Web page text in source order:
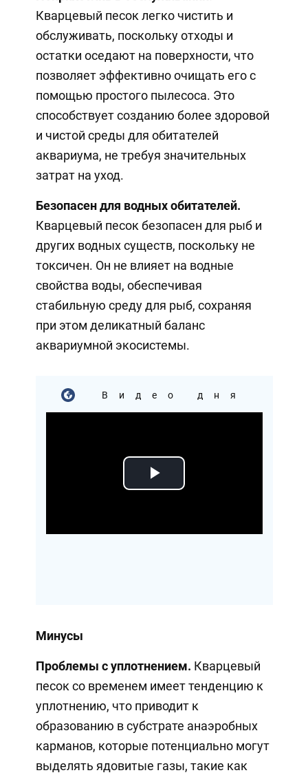
Кварцевый песок легко чистить и
обслуживать, поскольку отходы и
остатки оседают на поверхности, что
позволяет эффективно очищать его с
помощью простого пылесоса. Это
способствует созданию более здоровой
и чистой среды для обитателей
аквариума, не требуя значительных
затрат на уход.
Безопасен для водных обитателей.
Кварцевый песок безопасен для рыб и
других водных существ, поскольку не
токсичен. Он не влияет на водные
свойства воды, обеспечивая
стабильную среду для рыб, сохраняя
при этом деликатный баланс
аквариумной экосистемы.
Видео дня
Play
Минусы
Проблемы с уплотнением. Кварцевый
песок со временем имеет тенденцию к
уплотнению, что приводит к
образованию в субстрате анаэробных
карманов, которые потенциально могут
выделять ядовитые газы, такие как